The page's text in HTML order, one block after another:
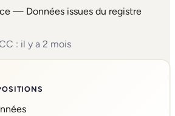
— Données issues du registre
: il y a 2 mois